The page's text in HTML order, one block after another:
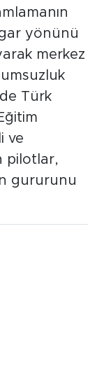
yönünü
merkez
Türk
ve
pilotlar,
gururunu